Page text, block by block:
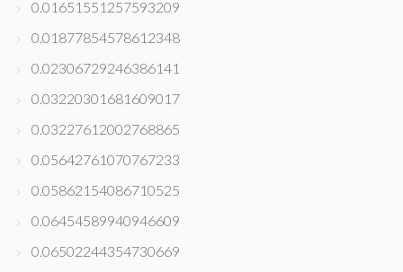
0.01651551257593209
0.01877854578612348
0.02306729246386141
0.03220301681609017
0.03227612002768865
0.05642761070767233
0.05862154086710525
0.06454589940946609
0.06502244354730669